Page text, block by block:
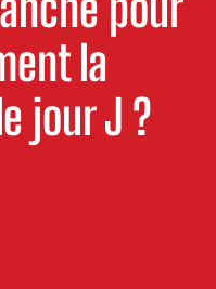
la
jour J ?